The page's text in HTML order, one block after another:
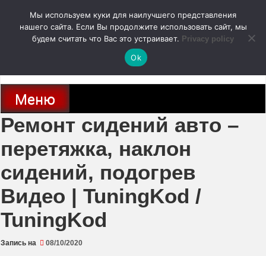
содержимому
autodoc24.ru
Новости про современные автомобили и не только, новинки зарубежного
и отечественного автопрома
Меню
Ремонт сидений авто –
перетяжка, наклон
сидений, подогрев
Видео | TuningKod /
TuningKod
Запись на 08/10/2020
Мы используем куки для наилучшего представления
нашего сайта. Если Вы продолжите использовать сайт, мы
будем считать что Вас это устраивает. Privacy policy
Ok